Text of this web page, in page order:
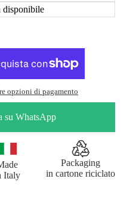
disponibile
opzioni di pagamento
su WhatsApp
Italy
Packaging
in cartone riciclato